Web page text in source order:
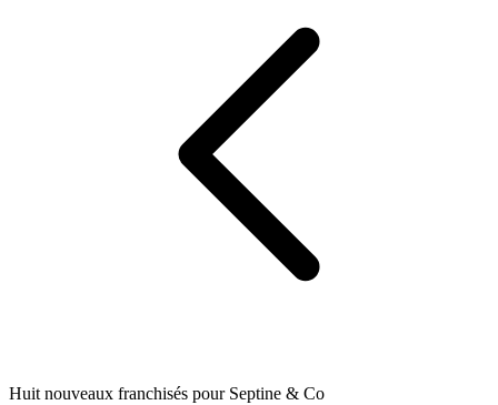
Huit nouveaux franchisés pour Septine & Co